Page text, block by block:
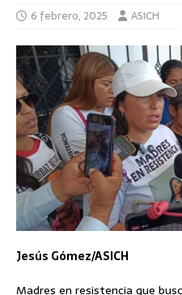
6 febrero, 2025 ASICH
Jesús Gómez/ASICH
Madres en resistencia que